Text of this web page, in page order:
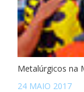
Metalúrgicos na
24 MAIO 2017